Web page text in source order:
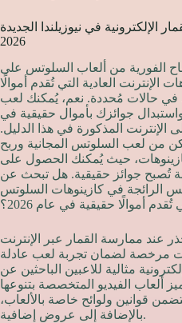
الإلكترونية في نيوزيلندا الجديدة
2026
الفورية من ألعاب السلوتس على
الإنترنت العادية التي تُقدم أموالًا
حالات مُحددة. نعم، يُمكنك لعب
جوائزك بأموال حقيقية في
الإنترنت المذكورة في هذا الدليل.
من لعب السلوتس المجانية وربح
حيث يُمكنك الحصول على
تُصبح جوائز حقيقية. هل تبحث عن
الرائجة في كازينوهات السلوتس
تُقدم أموالًا حقيقية في عام 2026؟
عند ممارسة القمار عبر الإنترنت
مرخصة لضمان تجربة لعب عادلة
مثالية للاعبين الباحثين عن
ألعاب الفيديو المتخصصة بتنوعها
تتضمن قوانين ولوائح خاصة بالألعاب،
بالإضافة إلى عروض إضافية.